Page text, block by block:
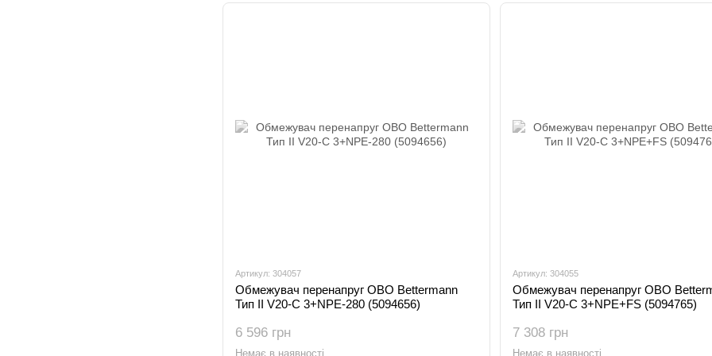
Артикул: 304057
Обмежувач перенапруг OBO Bettermann
Тип II V20-C 3+NPE-280 (5094656)
6 596 грн
Немає в наявності
Артикул: 304055
Обмежувач перенапруг OBO
Тип II V20-C 3+NPE+FS (5094765)
7 308 грн
Немає в наявності